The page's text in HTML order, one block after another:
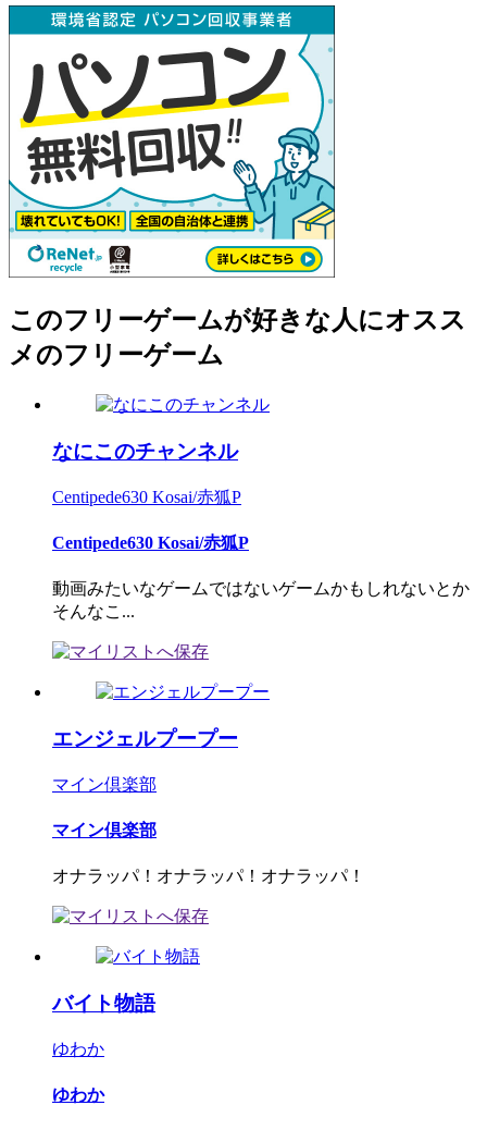
このフリーゲームが好きな人にオスス
メのフリーゲーム
なにこのチャンネル
Centipede630 Kosai/赤狐P
Centipede630 Kosai/赤狐P
動画みたいなゲームではないゲームかもしれないとか
そんなこ...
エンジェルプープー
マイン倶楽部
マイン倶楽部
オナラッパ！オナラッパ！オナラッパ！
バイト物語
ゆわか
ゆわか